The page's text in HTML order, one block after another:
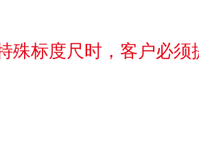
殊标度尺时，客户必须